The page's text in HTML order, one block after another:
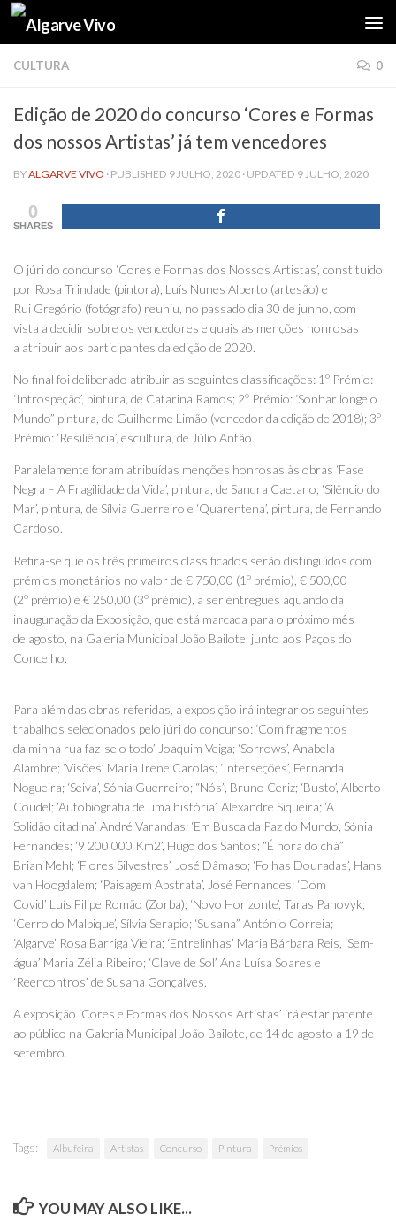
Skip to content
CULTURA 0
Edição de 2020 do concurso ‘Cores e Formas
dos nossos Artistas’ já tem vencedores
BYALGARVE VIVO · PUBLISHED 9 JULHO, 2020 · UPDATED 9 JULHO, 2020
0
SHARES
O júri do concurso ‘Cores e Formas dos Nossos Artistas’, constituído
por Rosa Trindade (pintora), Luís Nunes Alberto (artesão) e
Rui Gregório (fotógrafo) reuniu, no passado dia 30 de junho, com
vista a decidir sobre os vencedores e quais as menções honrosas
a atribuir aos participantes da edição de 2020.
No final foi deliberado atribuir as seguintes classificações: 1º Prémio:
‘Introspeção’, pintura, de Catarina Ramos; 2º Prémio: ‘Sonhar longe o
Mundo” pintura, de Guilherme Limão (vencedor da edição de 2018); 3º
Prémio: ‘Resiliência’, escultura, de Júlio Antão.
Paralelamente foram atribuídas menções honrosas às obras ‘Fase
Negra – A Fragilidade da Vida’, pintura, de Sandra Caetano; ‘Silêncio do
Mar’, pintura, de Sílvia Guerreiro e ‘Quarentena’, pintura, de Fernando
Cardoso.
Refira-se que os três primeiros classificados serão distinguidos com
prémios monetários no valor de € 750,00 (1º prémio), € 500,00
(2º prémio) e € 250,00 (3º prémio), a ser entregues aquando da
inauguração da Exposição, que está marcada para o próximo mês
de agosto, na Galeria Municipal João Bailote, junto aos Paços do
Concelho.
Para além das obras referidas, a exposição irá integrar os seguintes
trabalhos selecionados pelo júri do concurso: ‘Com fragmentos
da minha rua faz-se o todo’ Joaquim Veiga; ‘Sorrows’, Anabela
Alambre; ‘Visões’ Maria Irene Carolas; ‘Interseções’, Fernanda
Nogueira; ‘Seiva’, Sónia Guerreiro; “Nós”, Bruno Ceriz; ‘Busto’, Alberto
Coudel; ‘Autobiografia de uma história’, Alexandre Siqueira; ‘A
Solidão citadina’ André Varandas; ‘Em Busca da Paz do Mundo’, Sónia
Fernandes; ‘9 200 000 Km2’, Hugo dos Santos; “É hora do chá”
Brian Mehl; ‘Flores Silvestres’, José Dâmaso; ‘Folhas Douradas’, Hans
van Hoogdalem; ‘Paisagem Abstrata’, José Fernandes; ‘Dom
Covid’ Luís Filipe Romão (Zorba); ‘Novo Horizonte’, Taras Panovyk;
‘Cerro do Malpique’, Sílvia Serapio; ‘Susana” António Correia;
‘Algarve’ Rosa Barriga Vieira; ‘Entrelinhas’ Maria Bárbara Reis, ‘Sem-
água’ Maria Zélia Ribeiro; ‘Clave de Sol’ Ana Luísa Soares e
‘Reencontros’ de Susana Gonçalves.
A exposição ‘Cores e Formas dos Nossos Artistas’ irá estar patente
ao público na Galeria Municipal João Bailote, de 14 de agosto a 19 de
setembro.
Tags: Albufeira Artistas Concurso Pintura Prémios
YOU MAY ALSO LIKE...